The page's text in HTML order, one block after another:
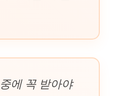
에 꼭 받아야